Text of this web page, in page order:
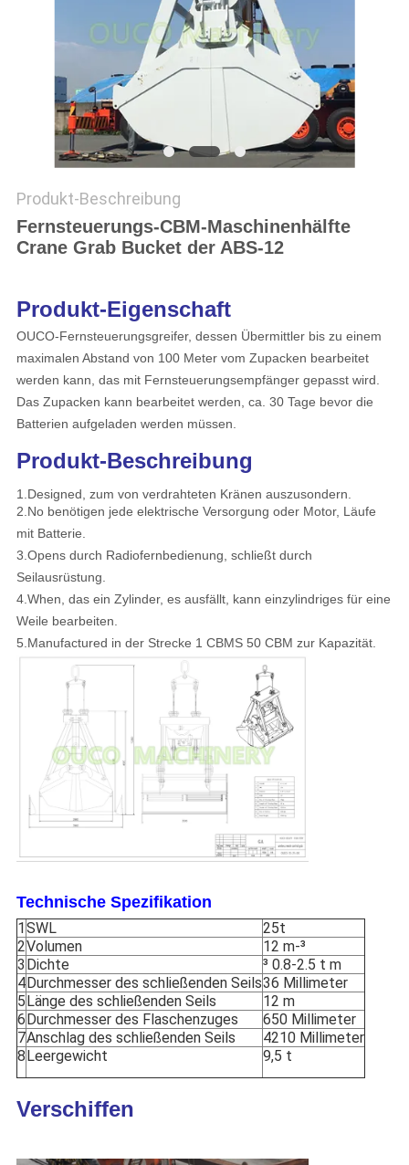
Produkt-Beschreibung
Fernsteuerungs-CBM-Maschinenhälfte
Crane Grab Bucket der ABS-12
Produkt-Eigenschaft
OUCO-Fernsteuerungsgreifer, dessen Übermittler bis zu einem
maximalen Abstand von 100 Meter vom Zupacken bearbeitet
werden kann, das mit Fernsteuerungsempfänger gepasst wird.
Das Zupacken kann bearbeitet werden, ca. 30 Tage bevor die
Batterien aufgeladen werden müssen.
Produkt-Beschreibung
1.Designed, zum von verdrahteten Kränen auszusondern.
2.No benötigen jede elektrische Versorgung oder Motor, Läufe
mit Batterie.
3.Opens durch Radiofernbedienung, schließt durch
Seilausrüstung.
4.When, das ein Zylinder, es ausfällt, kann einzylindriges für eine
Weile bearbeiten.
5.Manufactured in der Strecke 1 CBMS 50 CBM zur Kapazität.
Technische Spezifikation
1SWL
25t
2Volumen
12 m-³
3 Dichte
³ 0.8-2.5 t m
4Durchmesser des schließenden Seils36 Millimeter
5Länge des schließenden Seils
12 m
6Durchmesser des Flaschenzuges
650 Millimeter
7Anschlag des schließenden Seils
4210 Millimeter
8Leergewicht 9,5 t
Verschiffen